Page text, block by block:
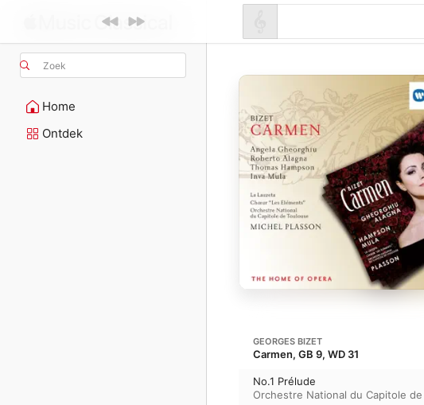
Zoek
Home
Ontdek
GEORGES BIZET
Carmen, GB 9, WD 31
No.1 Prélude
Orchestre National du Capitole